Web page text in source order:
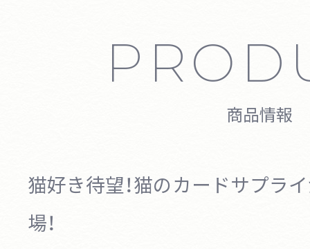
商品情報
猫好き待望！猫のカードサプラ
場！